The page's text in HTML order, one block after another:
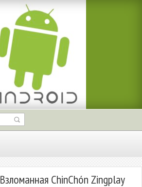
Взломанная ChinChón Zingplay